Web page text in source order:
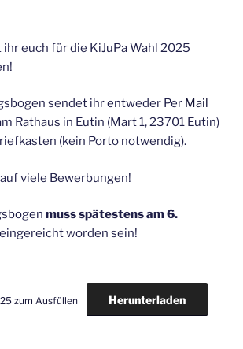
euch für die KiJuPa Wahl 2025
sendet ihr entweder Per Mail
Rathaus in Eutin (Mart 1, 23701 Eutin)
(kein Porto notwendig).
viele Bewerbungen!
muss spätestens am 6.
eingereicht worden sein!
zum Ausfüllen Herunterladen